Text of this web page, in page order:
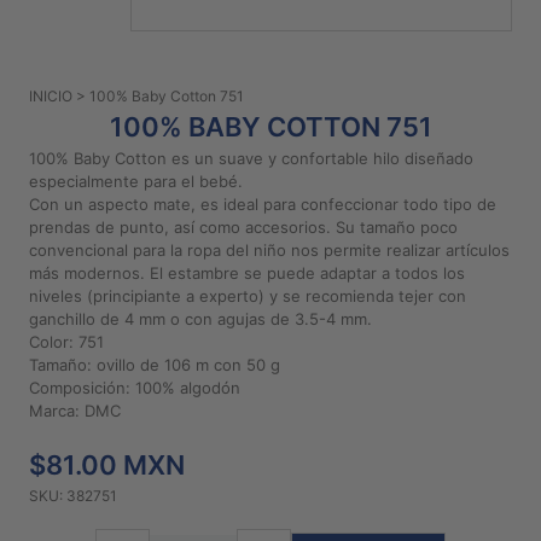
Preguntas
Aviso De
Privacidad
Políticas
Compra
2026
Para
Bordar
INICIO > 100% Baby Cotton 751
100% BABY COTTON 751
100% Baby Cotton es un suave y confortable hilo diseñado
especialmente para el bebé.
Con un aspecto mate, es ideal para confeccionar todo tipo de
prendas de punto, así como accesorios. Su tamaño poco
convencional para la ropa del niño nos permite realizar artículos
más modernos. El estambre se puede adaptar a todos los
niveles (principiante a experto) y se recomienda tejer con
ganchillo de 4 mm o con agujas de 3.5-4 mm.
Color: 751
Tamaño: ovillo de 106 m con 50 g
Composición: 100% algodón
Marca: DMC
$81.00 MXN
SKU: 382751